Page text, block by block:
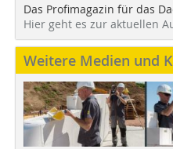
Das Profimagazin für das
Hier geht es zur aktuellen
Weitere Medien und